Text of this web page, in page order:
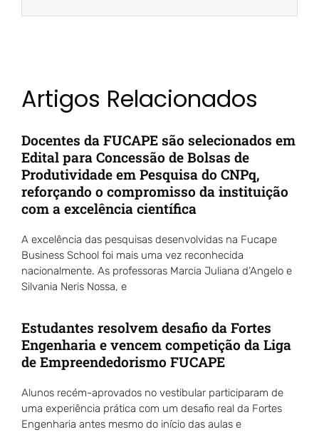
Artigos Relacionados
Docentes da FUCAPE são selecionados em
Edital para Concessão de Bolsas de
Produtividade em Pesquisa do CNPq,
reforçando o compromisso da instituição
com a excelência científica
A excelência das pesquisas desenvolvidas na Fucape
Business School foi mais uma vez reconhecida
nacionalmente. As professoras Marcia Juliana d’Angelo e
Silvania Neris Nossa, e
Estudantes resolvem desafio da Fortes
Engenharia e vencem competição da Liga
de Empreendedorismo FUCAPE
Alunos recém-aprovados no vestibular participaram de
uma experiência prática com um desafio real da Fortes
Engenharia antes mesmo do início das aulas e